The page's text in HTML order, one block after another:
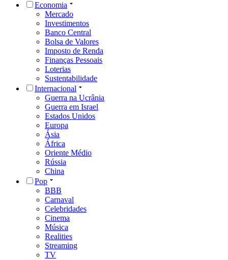
Economia
Mercado
Investimentos
Banco Central
Bolsa de Valores
Imposto de Renda
Finanças Pessoais
Loterias
Sustentabilidade
Internacional
Guerra na Ucrânia
Guerra em Israel
Estados Unidos
Europa
Ásia
África
Oriente Médio
Rússia
China
Pop
BBB
Carnaval
Celebridades
Cinema
Música
Realities
Streaming
TV